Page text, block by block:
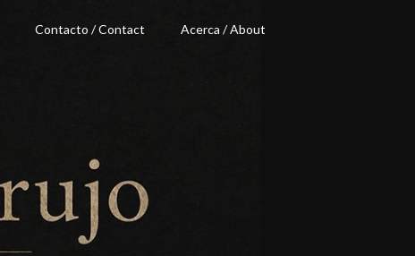
Contacto / Contact Acerca / About